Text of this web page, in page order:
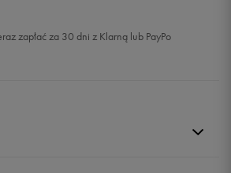
zapłać za 30 dni z Klarną lub PayPo